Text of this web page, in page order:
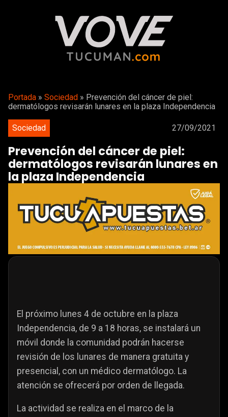
Portada » Sociedad » Prevención del cáncer de piel:
dermatólogos revisarán lunares en la plaza Independencia
Sociedad 27/09/2021
Prevención del cáncer de piel:
dermatólogos revisarán lunares en
la plaza Independencia
El próximo lunes 4 de octubre en la plaza
Independencia, de 9 a 18 horas, se instalará un
móvil donde la comunidad podrán hacerse
revisión de los lunares de manera gratuita y
presencial, con un médico dermatólogo. La
atención se ofrecerá por orden de llegada.
La actividad se realiza en el marco de la